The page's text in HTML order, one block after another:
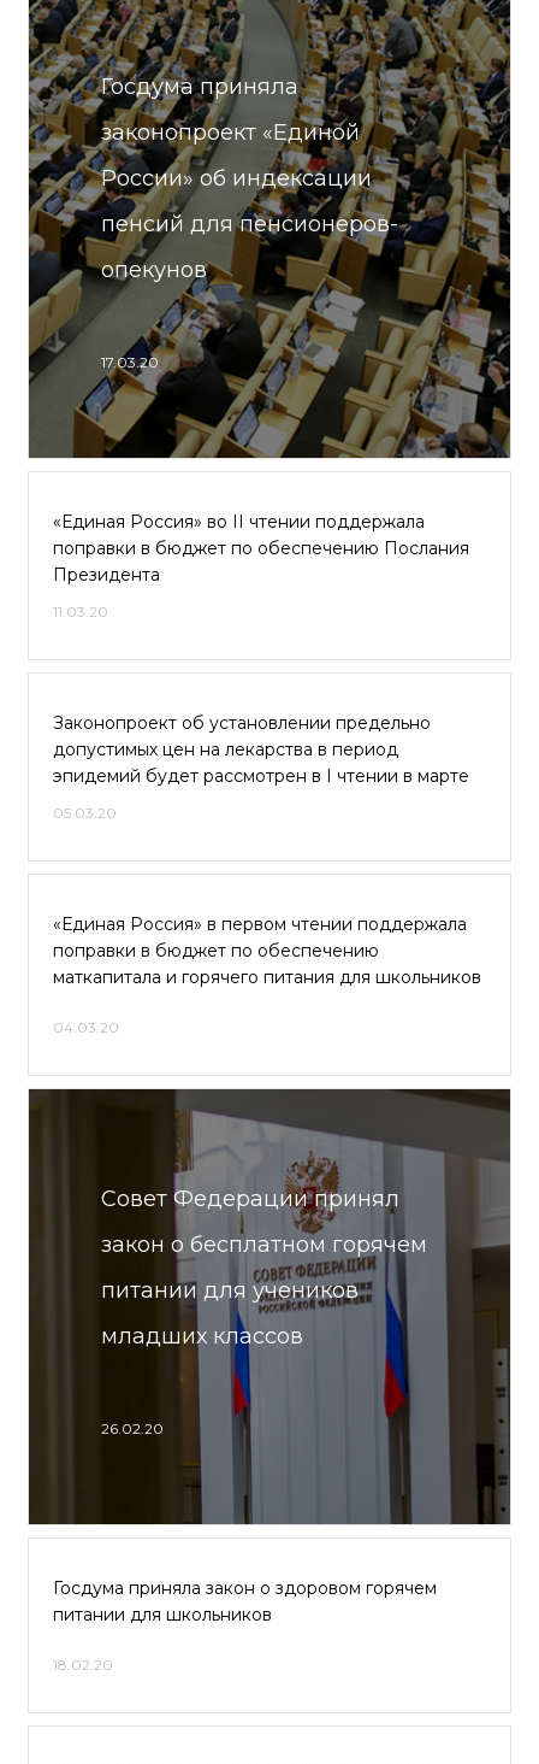
Госдума приняла
законопроект «Единой
России» об индексации
пенсий для пенсионеров-
опекунов
17.03.20
«Единая Россия» во II чтении поддержала
поправки в бюджет по обеспечению Послания
Президента
11.03.20
Законопроект об установлении предельно
допустимых цен на лекарства в период
эпидемий будет рассмотрен в I чтении в марте
05.03.20
«Единая Россия» в первом чтении поддержала
поправки в бюджет по обеспечению
маткапитала и горячего питания для школьников
04.03.20
Совет Федерации принял
закон о бесплатном горячем
питании для учеников
младших классов
26.02.20
Госдума приняла закон о здоровом горячем
питании для школьников
18.02.20